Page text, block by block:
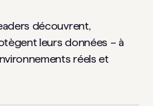
découvrent,
leurs données – à
réels et